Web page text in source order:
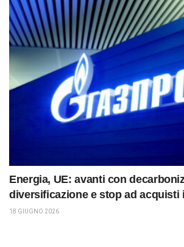
Energia, UE: avanti con
diversificazione e stop ad acquisti
18 GIUGNO 2026